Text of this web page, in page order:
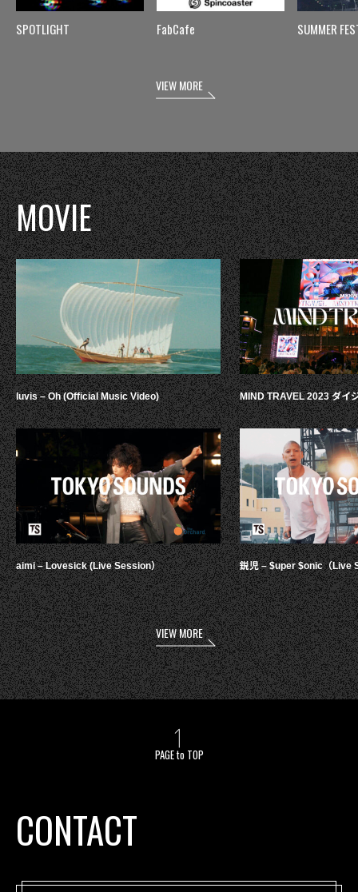
SPOTLIGHT FabCafe SUMMER
VIEW MORE
MOVIE
luvis – Oh (Official Music Video)
aimi – Lovesick (Live Session）
MIND TRAVEL 2023 ダイ
鋭児 – $uper $onic（Live
VIEW MORE
PAGE to TOP
CONTACT